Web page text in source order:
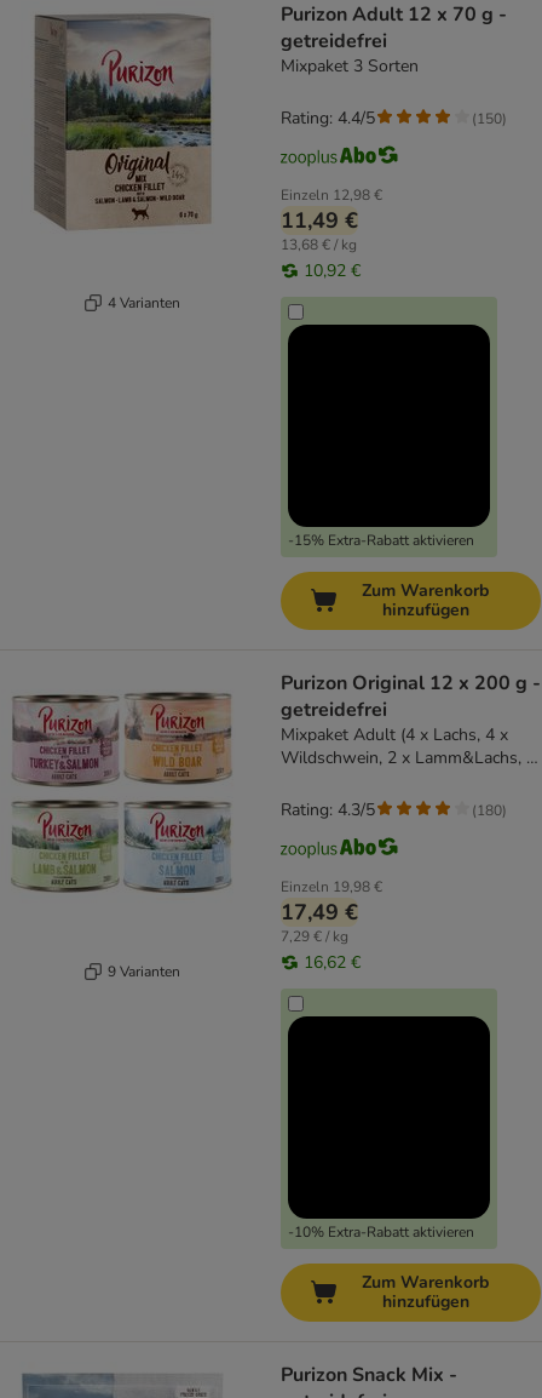
4 Varianten
Purizon Adult 12 x 70 g -
getreidefrei
Mixpaket 3 Sorten
Einzeln 12,98 €
11,49 €
13,68 € / kg
10,92 €
-15% Extra-Rabatt aktivieren
Rating: 4.4/5 (150)
Zum Warenkorb
hinzufügen
9 Varianten
Purizon Original 12 x 200 g -
getreidefrei
Mixpaket Adult (4 x Lachs, 4 x
Wildschwein, 2 x Lamm&Lachs, 2
Einzeln 19,98 €
17,49 €
7,29 € / kg
16,62 €
-10% Extra-Rabatt aktivieren
Rating: 4.3/5 (180)
Zum Warenkorb
hinzufügen
Purizon Snack Mix -